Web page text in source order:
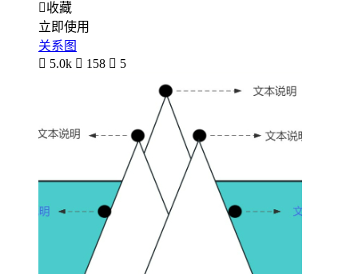
收藏
立即使用
关系图
 5.0k  158  5